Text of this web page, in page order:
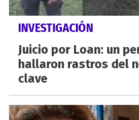
INVESTIGACIÓN
Juicio por Loan: un
hallaron rastros del
clave